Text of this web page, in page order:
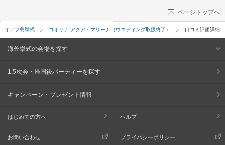
ページトップへ
オアフ島挙式 コオリナ アクア・マリーナ（ウエディング取扱終了） 口コミ評価詳細
海外挙式の会場を探す
1.5次会・帰国後パーティーを探す
キャンペーン・プレゼント情報
はじめての方へ ヘルプ
お問い合わせ プライバシーポリシー